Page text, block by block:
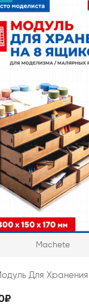
Machete
Для